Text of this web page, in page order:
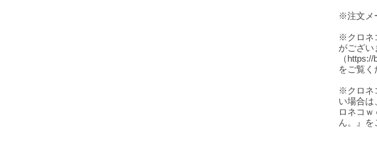
※注文メ
※クロネ
がござ
（
をご覧く
※クロネ
い場合は
ロネコ
ん。』を